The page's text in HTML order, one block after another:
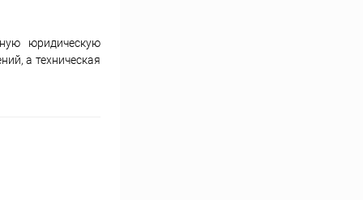
юридическую
а техническая